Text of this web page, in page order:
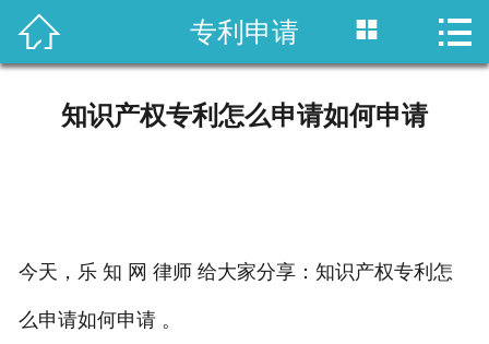
 首页
 专利申请  
知识产权专利怎么申请如何申请
今天，乐 知 网 律师 给大家分享：知识产权专利怎
么申请如何申请 。